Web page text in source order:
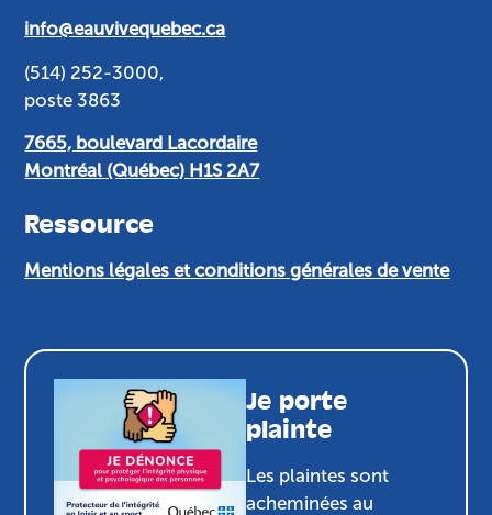
info@eauvivequebec.ca
(514) 252-3000,
poste 3863
7665, boulevard Lacordaire
Montréal (Québec) H1S 2A7
Ressource
Mentions légales et conditions générales de vente
Je porte
plainte
Les plaintes sont
acheminées au